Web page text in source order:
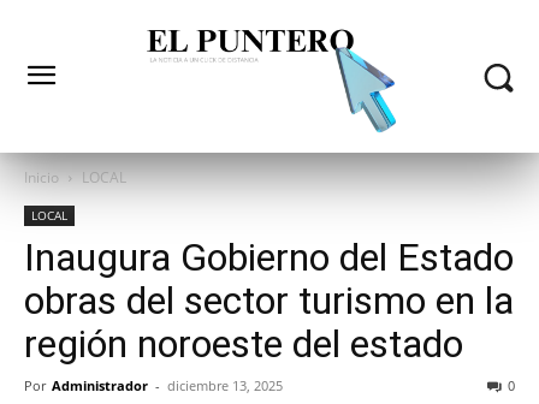
Inicio LOCAL
LOCAL
Inaugura Gobierno del Estado
obras del sector turismo en la
región noroeste del estado
Por Administrador - diciembre 13, 2025 0